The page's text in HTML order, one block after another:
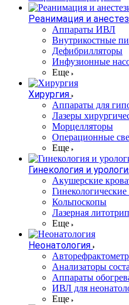
Реанимация и
Аппараты ИВЛ
Внутрикостные
Дефибрилляторы
Инфузионные
Еще
Хирургия
Аппараты для
Лазеры
Морцелляторы
Операционные
Еще
Гинекология и
Акушерские
Кольпоскопы
Лазерная
Еще
Неонатология
Анализаторы
Аппараты
ИВЛ для
Еще